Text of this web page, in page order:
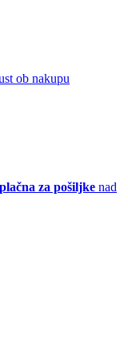
ob nakupu
za pošiljke nad